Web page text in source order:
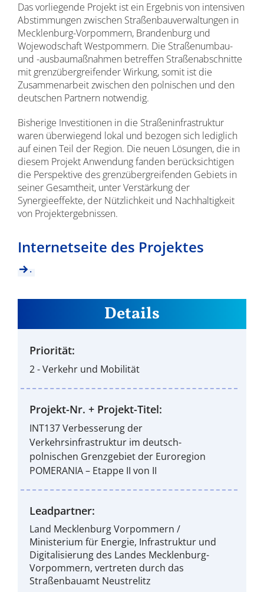
Das vorliegende Projekt ist ein Ergebnis von intensiven
Abstimmungen zwischen Straßenbauverwaltungen in
Mecklenburg-Vorpommern, Brandenburg und
Wojewodschaft Westpommern. Die Straßenumbau-
und -ausbaumaßnahmen betreffen Straßenabschnitte
mit grenzübergreifender Wirkung, somit ist die
Zusammenarbeit zwischen den polnischen und den
deutschen Partnern notwendig.
Bisherige Investitionen in die Straßeninfrastruktur
waren überwiegend lokal und bezogen sich lediglich
auf einen Teil der Region. Die neuen Lösungen, die in
diesem Projekt Anwendung fanden berücksichtigen
die Perspektive des grenzübergreifenden Gebiets in
seiner Gesamtheit, unter Verstärkung der
Synergieeffekte, der Nützlichkeit und Nachhaltigkeit
von Projektergebnissen.
Internetseite des Projektes
.
Details
Priorität:
2 - Verkehr und Mobilität
Projekt-Nr. + Projekt-Titel:
INT137 Verbesserung der
Verkehrsinfrastruktur im deutsch-
polnischen Grenzgebiet der Euroregion
POMERANIA – Etappe II von II
Leadpartner:
Land Mecklenburg Vorpommern /
Ministerium für Energie, Infrastruktur und
Digitalisierung des Landes Mecklenburg-
Vorpommern, vertreten durch das
Straßenbauamt Neustrelitz